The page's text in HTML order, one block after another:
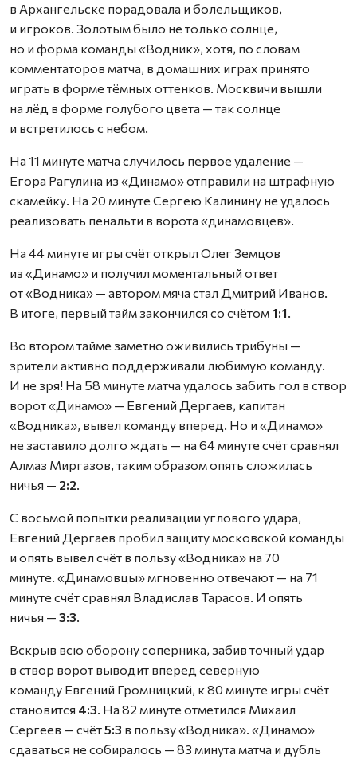
в Архангельске порадовала и болельщиков,
и игроков. Золотым было не только солнце,
но и форма команды «Водник», хотя, по словам
комментаторов матча, в домашних играх принято
играть в форме тёмных оттенков. Москвичи вышли
на лёд в форме голубого цвета — так солнце
и встретилось с небом.
На 11 минуте матча случилось первое удаление —
Егора Рагулина из «Динамо» отправили на штрафную
скамейку. На 20 минуте Сергею Калинину не удалось
реализовать пенальти в ворота «динамовцев».
На 44 минуте игры счёт открыл Олег Земцов
из «Динамо» и получил моментальный ответ
от «Водника» — автором мяча стал Дмитрий Иванов.
В итоге, первый тайм закончился со счётом 1:1.
Во втором тайме заметно оживились трибуны —
зрители активно поддерживали любимую команду.
И не зря! На 58 минуте матча удалось забить гол в створ
ворот «Динамо» — Евгений Дергаев, капитан
«Водника», вывел команду вперед. Но и «Динамо»
не заставило долго ждать — на 64 минуте счёт сравнял
Алмаз Миргазов, таким образом опять сложилась
ничья — 2:2.
С восьмой попытки реализации углового удара,
Евгений Дергаев пробил защиту московской команды
и опять вывел счёт в пользу «Водника» на 70
минуте. «Динамовцы» мгновенно отвечают — на 71
минуте счёт сравнял Владислав Тарасов. И опять
ничья — 3:3.
Вскрыв всю оборону соперника, забив точный удар
в створ ворот выводит вперед северную
команду Евгений Громницкий, к 80 минуте игры счёт
становится 4:3. На 82 минуте отметился Михаил
Сергеев — счёт5:3 в пользу «Водника». «Динамо»
сдаваться не собиралось — 83 минута матча и дубль